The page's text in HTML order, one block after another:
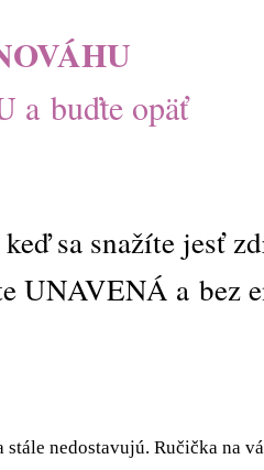
a buďte opäť
sa snažíte jesť
UNAVENÁ a bez
nedostavujú. Ručička na